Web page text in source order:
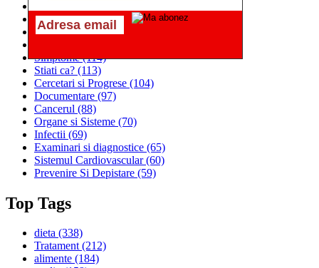
Sanatatea si Preventia(170)
Interventii si Tratamente
Simptome(114)
Stiati ca? (113)
Cercetari si Progrese (104)
Documentare (97)
Cancerul (88)
Organe si Sisteme (70)
Infectii (69)
Examinari si diagnostice (65)
Sistemul Cardiovascular(60)
Prevenire Si Depistare (59)
Top Tags
dieta (338)
Tratament(212)
alimente (184)